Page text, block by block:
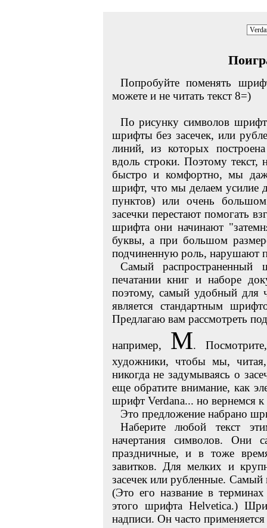
Попробуйте поменять
можете и не читать текст 8=)
По рисунку символов
шрифты без засечек, или
линий, из которых
вдоль строки. Поэтому текст,
быстро и комфортно, мы
шрифт, что мы делаем усилие
пунктов) или очень
засечки перестают помогать
шрифта они начинают
буквы, а при большом
подчиненную роль, нарушают
Самый
печатании книг и наборе
поэтому, самый удобный для
является стандартным
Предлагаю вам рассмотреть
например, М.
художники, чтобы мы, читая,
никогда не задумываясь о
еще обратите внимание, как
шрифт Verdana... но вернемся к
Это предложение набрано
Наберите любой текст
начертания символов. Они
праздничные, и в тоже
завитков. Для мелких и
засечек или рубленные.
(Это его название в
этого шрифта Helvetica.)
надписи. Он часто